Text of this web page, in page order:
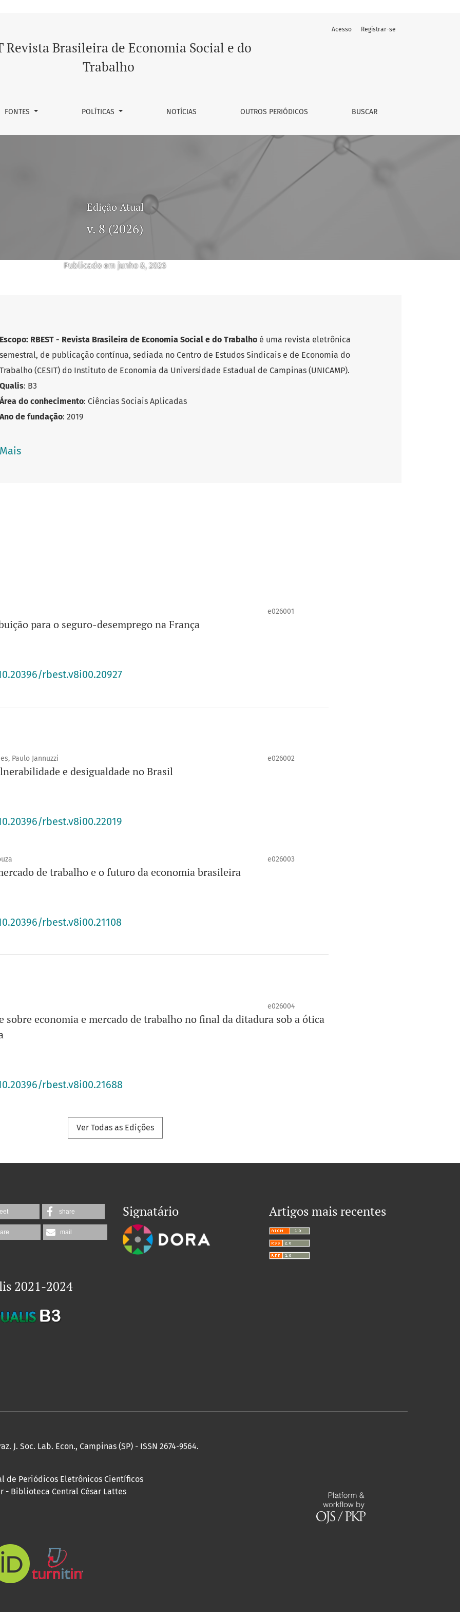
Social e do Trabalho
Revista Brasileira de Economia Social e do
Trabalho
FONTES POLÍTICAS NOTÍCIAS OUTROS PERIÓDICOS BUSCAR
Acesso Registrar-se
Edição Atual
v. 8 (2026)
Publicado em junho 8, 2026
Escopo: RBEST - Revista Brasileira de Economia Social e do Trabalho é uma revista eletrônica
semestral, de publicação contínua, sediada no Centro de Estudos Sindicais e de Economia do
Trabalho (CESIT) do Instituto de Economia da Universidade Estadual de Campinas (UNICAMP).
Qualis: B3
Área do conhecimento: Ciências Sociais Aplicadas
Ano de fundação: 2019
Título abreviado
Mais
e026001
para o seguro-desemprego na França
rbest.v8i00.20927
Paulo Jannuzzi e026002
e desigualdade no Brasil
rbest.v8i00.22019
e026003
de trabalho e o futuro da economia brasileira
rbest.v8i00.21108
e026004
sobre economia e mercado de trabalho no final da ditadura sob a ótica
rbest.v8i00.21688
Ver Todas as Edições
share
mail
Signatário Artigos mais recentes
2021-2024
J. Soc. Lab. Econ., Campinas (SP) - ISSN 2674-9564.
Periódicos Eletrônicos Científicos
- Biblioteca Central César Lattes